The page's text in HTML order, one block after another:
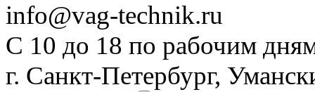
info@vag-technik.ru
С 10 до 18 по рабочим
г. Санкт-Петербург,